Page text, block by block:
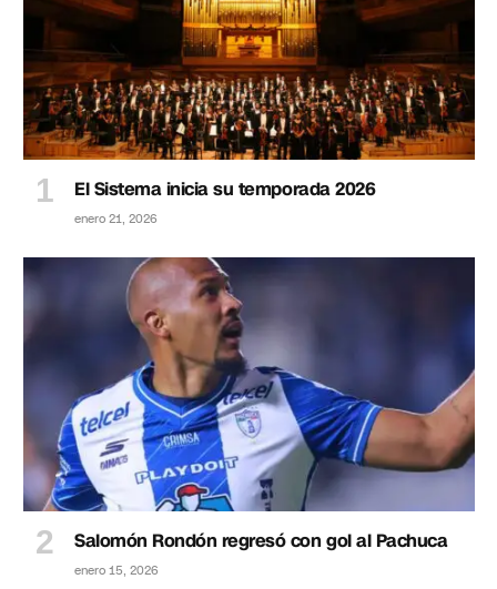
El Sistema inicia su temporada 2026
enero 21, 2026
Salomón Rondón regresó con gol al Pachuca
enero 15, 2026